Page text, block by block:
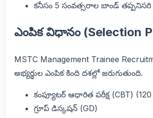
కనీసం 5 సంవత్సరాల బాండ్ తప్పనిసరి
ఎంపిక విధానం (Selection
MSTC Management Trainee
అభ్యర్థుల ఎంపిక కింది దశల్లో జరుగుతుంది.
కంప్యూటర్ ఆధారిత పరీక్ష (CBT)
గ్రూప్ డిస్కషన్ (GD)